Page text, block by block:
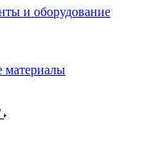
и оборудование
материалы